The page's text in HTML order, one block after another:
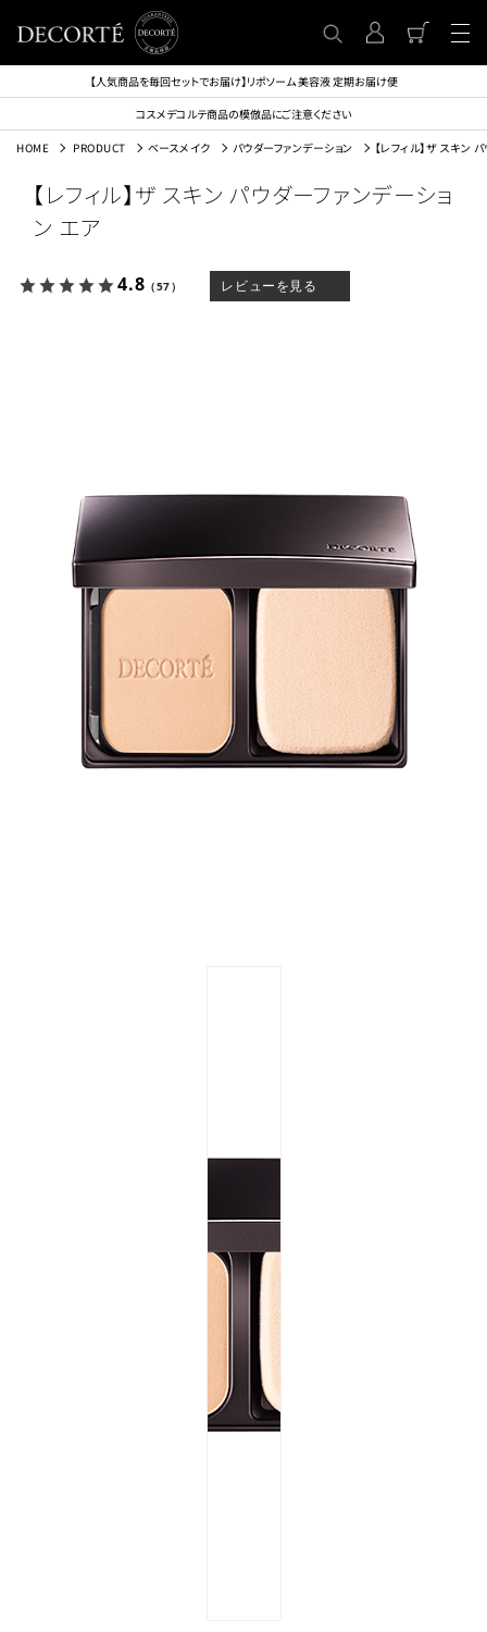
【人気商品を毎回セットでお届け】リポソーム 美容液 定期お届け便
コスメデコルテ商品の模倣品にご注意ください
HOME PRODUCT ベースメイク パウダーファンデーション 【レフィル】ザ スキン
【レフィル】ザ スキン パウダーファンデーショ
ン エア
4.8 （57） レビューを見る